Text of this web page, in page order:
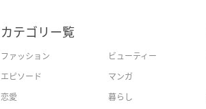
カテゴリー覧
ファッション
ビューティー
エピソード
マンガ
恋愛
暮らし